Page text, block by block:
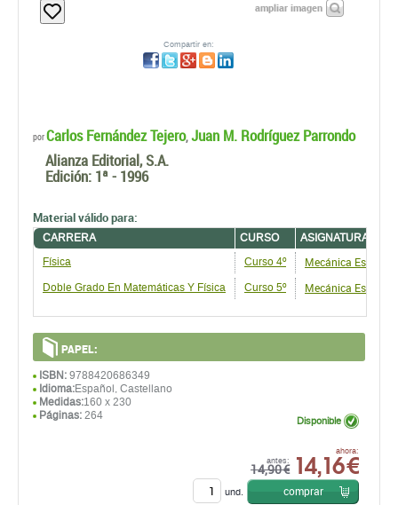
ampliar imagen
Compartir en:
porCarlos Fernández Tejero,Juan M. Rodríguez Parrondo
Alianza Editorial, S.A.
Edición: 1ª - 1996
Material válido para:
CARRERA CURSO
ASIGNATURA
Física
Curso 4º Mecánica
Doble Grado En Matemáticas Y Física Curso 5º Mecánica
PAPEL:
ISBN: 9788420686349
Idioma:Español, Castellano
Medidas:160 x 230
Páginas: 264
antes:
14,90 €
ahora:
14,16 €
Disponible
und. comprar